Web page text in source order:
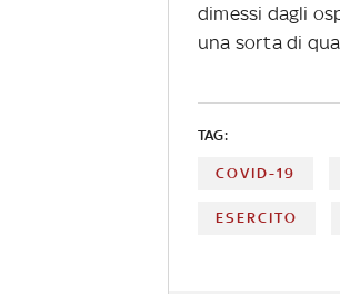
dimessi dagli
una sorta di
TAG:
COVID-19
ESERCITO